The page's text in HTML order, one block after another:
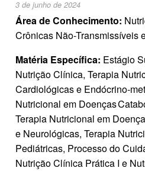
3 de junho de 2024
Área de Conhecimento:
Crônicas Não-Transmissíveis
Matéria Específica: Estágio
Nutrição Clínica, Terapia
Cardiológicas e Endócrino-
Nutricional em Doenças
Terapia Nutricional em
e Neurológicas, Terapia
Pediátricas, Processo do
Nutrição Clínica Prática I e